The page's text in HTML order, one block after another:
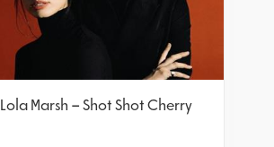
Lola Marsh – Shot Shot Cherry